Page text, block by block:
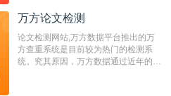
万方论文检测
论文检测网站,万方数据平台推出的万
方查重系统是目前较为热门的检测系
统。究其原因，万方数据通过近年的发